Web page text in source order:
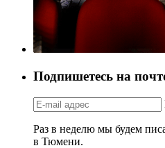
Подпишетесь на
Раз в неделю мы будем
в Тюмени.